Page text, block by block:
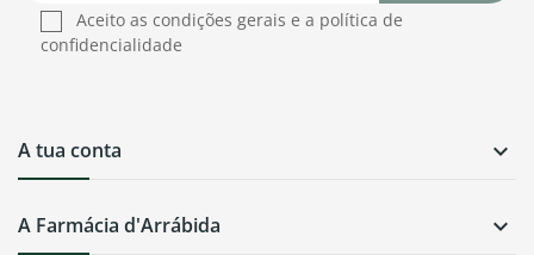
A Farmácia d'Arrábida 
A tua conta 
Aceito as condições gerais e a política de
confidencialidade